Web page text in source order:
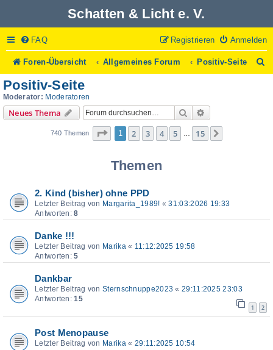
Schatten & Licht e. V.
FAQ Anmelden
Registrieren
Foren-Übersicht Allgemeines Forum Positiv-Seite
u
Positiv-Seite
Moderator: Moderatoren
Neues Thema Suche
740 Themen Seite 1von 15
1 2 3 4 5 … 15
Themen
2. Kind (bisher) ohne PPD
Letzter Beitrag von Margarita_1989! «31:03:2026 19:33
Antworten:8
Danke !!!
Letzter Beitrag von Marika« 11:12:2025 19:58
Antworten:5
Dankbar
Letzter Beitrag von Sternschnuppe2023 «29:11:2025 23:03
Antworten:15
1 2
Post Menopause
Letzter Beitrag von Marika« 29:11:2025 10:54